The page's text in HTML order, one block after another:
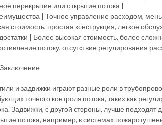
перекрытие или открытие потока |
| Точное управление расходом,
стоимость, простая конструкция, легкое
| Более высокая стоимость, более
потоку, отсутствие регулирования
и задвижки играют разные роли в
точного контроля потока, таких как
Задвижки, с другой стороны, лучше подходят
потока, например, в системах